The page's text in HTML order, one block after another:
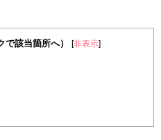
該当箇所へ） [非表示]